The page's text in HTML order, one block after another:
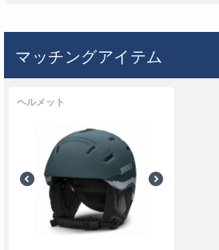
マッチングアイテム
ヘルメット